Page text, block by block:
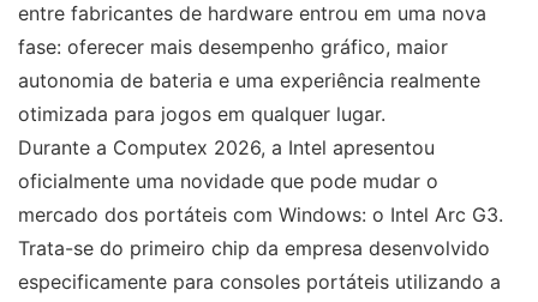
entre fabricantes de hardware entrou em uma nova
fase: oferecer mais desempenho gráfico, maior
autonomia de bateria e uma experiência realmente
otimizada para jogos em qualquer lugar.
Durante a Computex 2026, a Intel apresentou
oficialmente uma novidade que pode mudar o
mercado dos portáteis com Windows: o Intel Arc G3.
Trata-se do primeiro chip da empresa desenvolvido
especificamente para consoles portáteis utilizando a